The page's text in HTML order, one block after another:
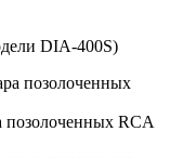
DIA-400S)
позолоченных
позолоченных RCA